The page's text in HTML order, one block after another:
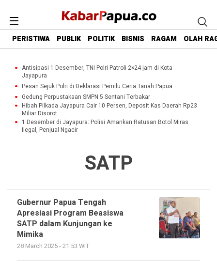
PERISTIWA PUBLIK POLITIK BISNIS RAGAM OLAH
Antisipasi 1 Desember, TNI Polri Patroli 2×24 jam di Kota
Jayapura
Pesan Sejuk Polri di Deklarasi Pemilu Ceria Tanah Papua
Gedung Perpustakaan SMPN 5 Sentani Terbakar
Hibah Pilkada Jayapura Cair 10 Persen, Deposit Kas Daerah Rp23
Miliar Disorot
1 Desember di Jayapura: Polisi Amankan Ratusan Botol Miras
Ilegal, Penjual Ngacir
SATP
Gubernur Papua Tengah
Apresiasi Program Beasiswa
SATP dalam Kunjungan ke
Mimika
28 March 2025 - 21:53 WIT